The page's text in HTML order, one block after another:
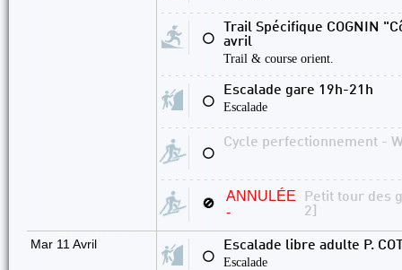
⚪
Trail Spécifique COGNIN
avril
Trail & course orient.
⚪
Escalade gare 19h-21h
Escalade
⚪
Cycle perfectionnement -
🚫
ANNULÉE
-
Petit tour des
2]
Mar 11 Avril
⚪
Escalade libre adulte P.
Escalade